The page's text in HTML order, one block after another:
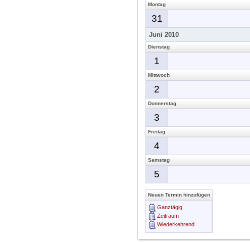
Montag
31
Juni 2010
Dienstag
1
Mittwoch
2
Donnerstag
3
Freitag
4
Samstag
5
Neuen Termin hinzufügen
Ganztägig
Zeitraum
Wiederkehrend